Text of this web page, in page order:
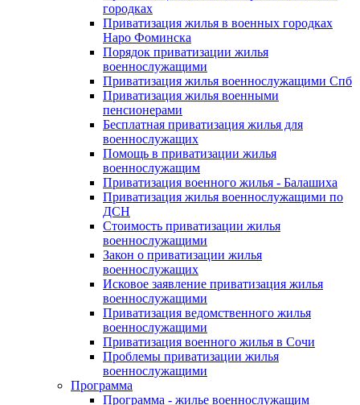
городках
Приватизация жилья в военных городках
Наро Фоминска
Порядок приватизации жилья
военнослужащими
Приватизация жилья военнослужащими Спб
Приватизация жилья военными
пенсионерами
Бесплатная приватизация жилья для
военнослужащих
Помощь в приватизации жилья
военнослужащим
Приватизация военного жилья - Балашиха
Приватизация жилья военнослужащими по
ДСН
Стоимость приватизации жилья
военнослужащими
Закон о приватизации жилья
военнослужащих
Исковое заявление приватизация жилья
военнослужащими
Приватизация ведомственного жилья
военнослужащими
Приватизация военного жилья в Сочи
Проблемы приватизации жилья
военнослужащими
Программа
Программа - жилье военнослужащим